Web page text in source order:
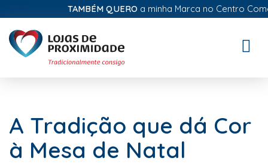
TAMBÉM QUEROa minha Marca no Centro
A Tradição que dá Cor
à Mesa de Natal